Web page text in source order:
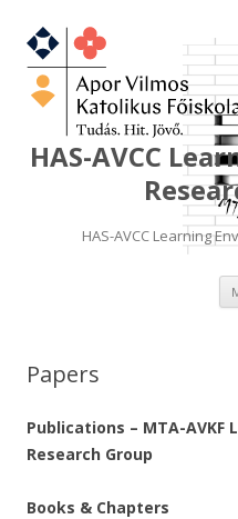
HAS-AVCC
HAS-AVCC Learning
Papers
Publications – MTA-AVKF
Research Group
Books & Chapters